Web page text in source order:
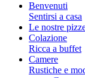
Benvenuti
Sentirsi a casa
Le nostre
Colazione
Ricca a buffet
Camere
Rustiche e